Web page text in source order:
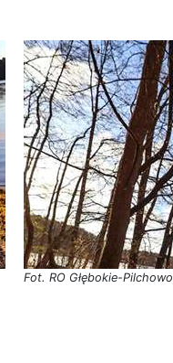
Fot. RO Głębokie-Pilchowo